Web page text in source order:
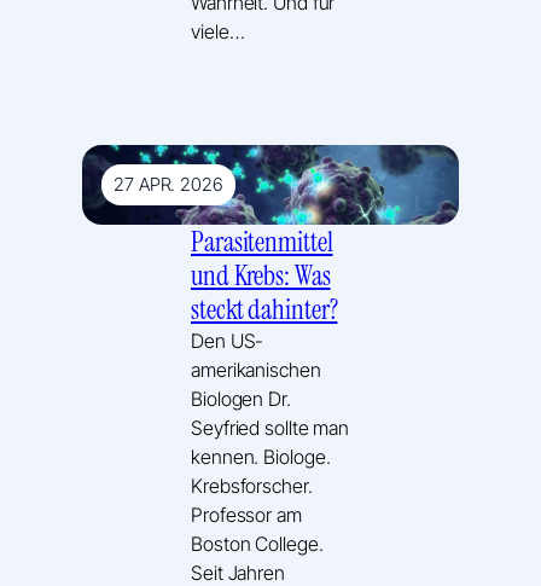
viele…
27 APR. 2026
Parasitenmittel
und Krebs: Was
steckt dahinter?
Den US-
amerikanischen
Biologen Dr.
Seyfried sollte man
kennen. Biologe.
Krebsforscher.
Professor am
Boston College.
Seit Jahren